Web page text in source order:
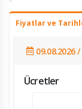
Fiyatlar ve
09.08.2026
Ücretler